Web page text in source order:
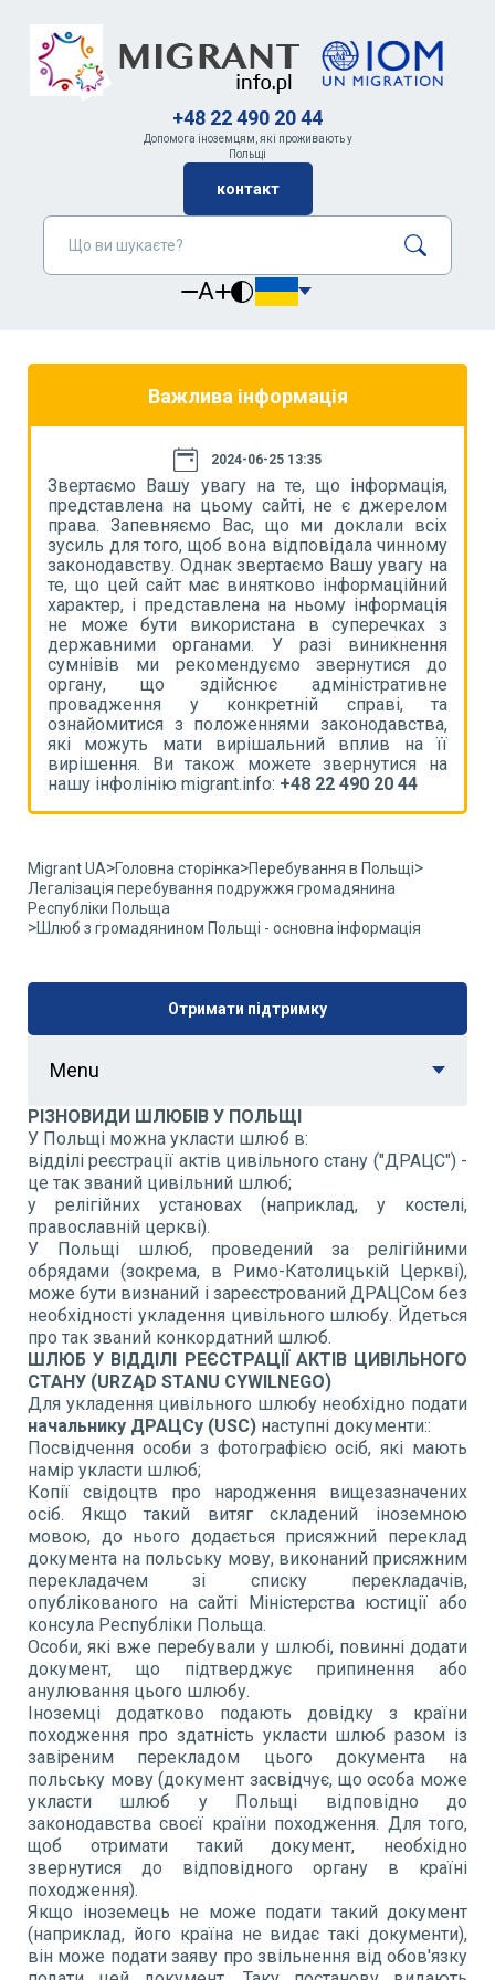
+48 22 490 20 44
Допомога іноземцям, які проживають у
Польщі
контакт
A
Важлива інформація
2024-06-25 13:35
Звертаємо Вашу увагу на те, що інформація,
представлена на цьому сайті, не є джерелом
права. Запевняємо Вас, що ми доклали всіх
зусиль для того, щоб вона відповідала чинному
законодавству. Однак звертаємо Вашу увагу на
те, що цей сайт має винятково інформаційний
характер, і представлена на ньому інформація
не може бути використана в суперечках з
державними органами. У разі виникнення
сумнівів ми рекомендуємо звернутися до
органу, що здійснює адміністративне
провадження у конкретній справі, та
ознайомитися з положеннями законодавства,
які можуть мати вирішальний вплив на її
вирішення. Ви також можете звернутися на
нашу інфолінію migrant.info: +48 22 490 20 44
Migrant UA>Головна сторінка>Перебування в Польщі>
Легалізація перебування подружжя громадянина
Республіки Польща
>Шлюб з громадянином Польщі - основна інформація
Отримати підтримку
Menu
РІЗНОВИДИ ШЛЮБІВ У ПОЛЬЩІ
У Польщі можна укласти шлюб в:
відділі реєстрації актів цивільного стану ("ДРАЦС") -
це так званий цивільний шлюб;
у релігійних установах (наприклад, у костелі,
православній церкві).
У Польщі шлюб, проведений за релігійними
обрядами (зокрема, в Римо-Католицькій Церкві),
може бути визнаний і зареєстрований ДРАЦСом без
необхідності укладення цивільного шлюбу. Йдеться
про так званий конкордатний шлюб.
ШЛЮБ У ВІДДІЛІ РЕЄСТРАЦІЇ АКТІВ ЦИВІЛЬНОГО
СТАНУ (URZĄD STANU CYWILNEGO)
Для укладення цивільного шлюбу необхідно подати
начальнику ДРАЦСу (USC) наступні документи::
Посвідчення особи з фотографією осіб, які мають
намір укласти шлюб;
Копії свідоцтв про народження вищезазначених
осіб. Якщо такий витяг складений іноземною
мовою, до нього додається присяжний переклад
документа на польську мову, виконаний присяжним
перекладачем зі списку перекладачів,
опублікованого на сайті Міністерства юстиції або
консула Республіки Польща.
Особи, які вже перебували у шлюбі, повинні додати
документ, що підтверджує припинення або
анулювання цього шлюбу.
Іноземці додатково подають довідку з країни
походження про здатність укласти шлюб разом із
завіреним перекладом цього документа на
польську мову (документ засвідчує, що особа може
укласти шлюб у Польщі відповідно до
законодавства своєї країни походження. Для того,
щоб отримати такий документ, необхідно
звернутися до відповідного органу в країні
походження).
Якщо іноземець не може подати такий документ
(наприклад, його країна не видає такі документи),
він може подати заяву про звільнення від обов'язку